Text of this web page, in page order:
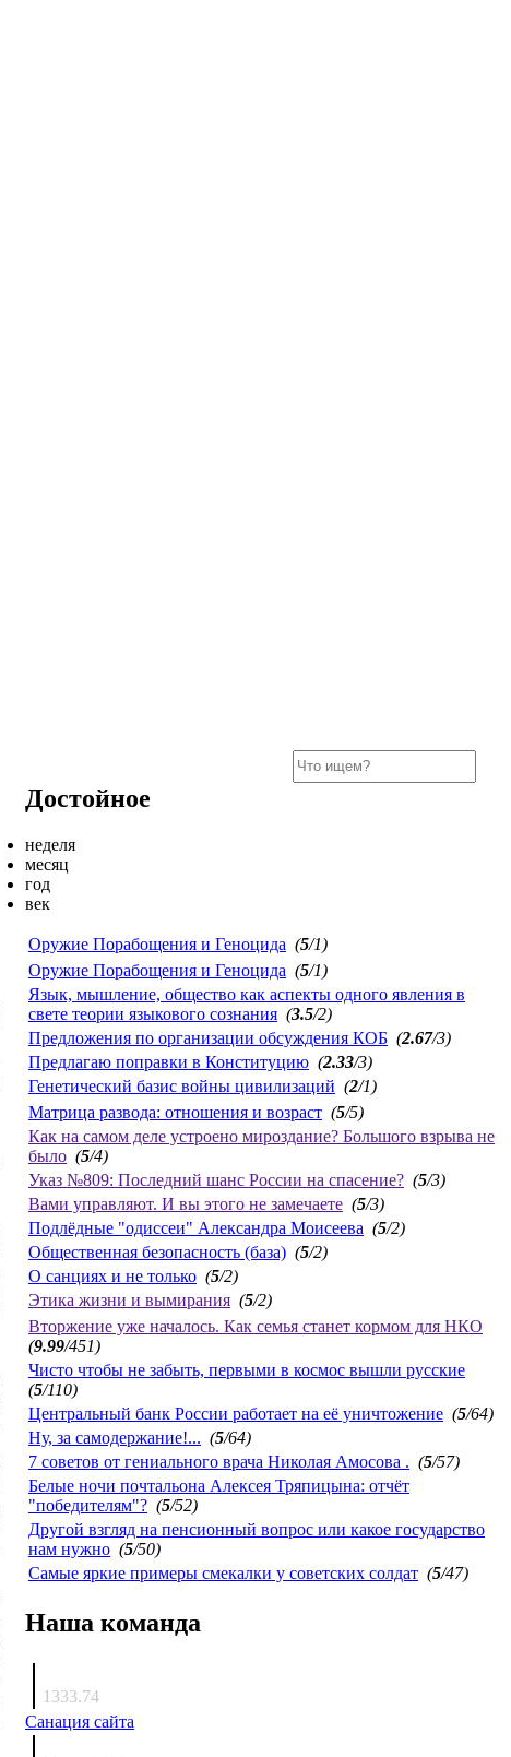
Достойное
неделя
месяц
год
век
Оружие Порабощения и Геноцида (5/1)
Оружие Порабощения и Геноцида (5/1)
Язык, мышление, общество как аспекты одного явления в
свете теории языкового сознания (3.5/2)
Предложения по организации обсуждения КОБ (2.67/3)
Предлагаю поправки в Конституцию (2.33/3)
Генетический базис войны цивилизаций (2/1)
Матрица развода: отношения и возраст (5/5)
Как на самом деле устроено мироздание? Большого взрыва не
было (5/4)
Указ №809: Последний шанс России на спасение? (5/3)
Вами управляют. И вы этого не замечаете (5/3)
Подлёдные "одиссеи" Александра Моисеева (5/2)
Общественная безопасность (база) (5/2)
О санциях и не только (5/2)
Этика жизни и вымирания (5/2)
Вторжение уже началось. Как семья станет кормом для НКО
(9.99/451)
Чисто чтобы не забыть, первыми в космос вышли русские
(5/110)
Центральный банк России работает на её уничтожение (5/64)
Ну, за самодержание!... (5/64)
7 советов от гениального врача Николая Амосова . (5/57)
Белые ночи почтальона Алексея Тряпицына: отчёт
"победителям"? (5/52)
Другой взгляд на пенсионный вопрос или какое государство
нам нужно (5/50)
Самые яркие примеры смекалки у советских солдат (5/47)
Наша команда
1333.74
Санация сайта